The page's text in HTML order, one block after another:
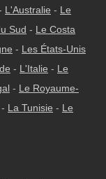
L'Australie - Le
Sud - Le Costa
- Les États-Unis
- L'Italie - Le
- Le Royaume-
- La Tunisie - Le